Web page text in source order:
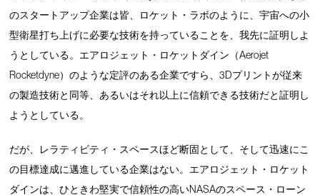
のスタートアップ企業は皆、ロケット・ラボのように、宇宙への小
型衛星打ち上げに必要な技術を持っていることを、我先に証明しよ
うとしている。エアロジェット・ロケットダイン（Aerojet
Rocketdyne）のような定評のある企業ですら、3Dプリントが従来
の製造技術と同等、あるいはそれ以上に信頼できる技術だと証明し
ようとしている。
だが、レラティビティ・スペースほど断固として、そして迅速にこ
の目標達成に邁進している企業はない。エアロジェット・ロケット
ダインは、ひときわ堅実で信頼性の高いNASAのスペース・ローン